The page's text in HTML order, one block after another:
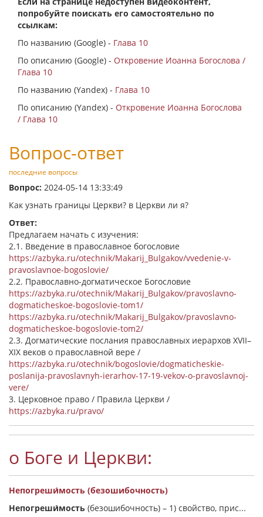
попробуйте поискать его самостоятельно по
ссылкам:
По названию (Google) - Глава 10
По описанию (Google) - Откровение Иоанна Богослова /
Глава 10
По названию (Yandex) - Глава 10
По описанию (Yandex) - Откровение Иоанна Богослова
/ Глава 10
Вопрос-ответ
последние вопросы
Вопрос: 2024-05-14 13:33:49
Как узнать границы Церкви? в Церкви ли я?
Ответ:
Предлагаем начать с изучения:
2.1. Введение в православное богословие
https://azbyka.ru/otechnik/Makarij_Bulgakov/vvedenie-v-
pravoslavnoe-bogoslovie/
2.2. Православно-догматическое Богословие
https://azbyka.ru/otechnik/Makarij_Bulgakov/pravoslavno-
dogmaticheskoe-bogoslovie-tom1/
https://azbyka.ru/otechnik/Makarij_Bulgakov/pravoslavno-
dogmaticheskoe-bogoslovie-tom2/
2.3. Догматические послания православных иерархов XVII–
XIX веков о православной вере /
https://azbyka.ru/otechnik/bogoslovie/dogmaticheskie-
poslanija-pravoslavnyh-ierarhov-17-19-vekov-o-pravoslavnoj-
vere/
3. Церковное право / Правила Церкви /
https://azbyka.ru/pravo/
о Боге и Церкви:
Непогреши́мость (безошибочность)
Непогреши́мость (безошибочность) – 1) свойство, прис...